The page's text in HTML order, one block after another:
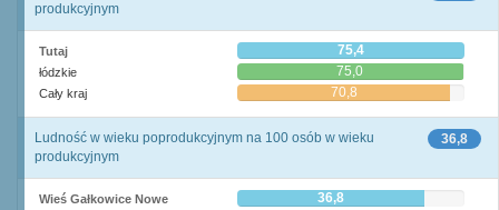
produkcyjnym
Tutaj 75,4
łódzkie 75,0
Cały kraj 70,8
36,8
Ludność w wieku poprodukcyjnym na 100 osób w wieku
produkcyjnym
Wieś Gałkowice Nowe 36,8